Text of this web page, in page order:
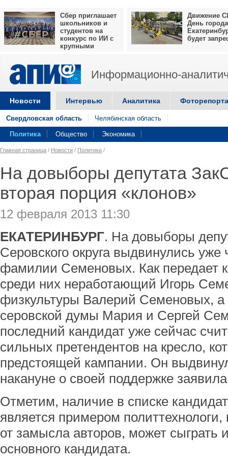
Сбер приглашает
школьников и
студентов на
конкурс по ИИ с
крупными
Движение
День города
будет
Информационно-
Новости Интервью Аналитика
Свердловская область Челябинская область
Политика Общество Экономика
Главная страница / Новости / Политика /
На довыборы депутата
вторая порция «клонов»
12 февраля 2013 11:30
ЕКАТЕРИНБУРГ. На довыборы
Серовского округа выдвинулись уже
фамилии Семеновых. Как передает
среди них неработающий Игорь
физкультуры Валерий Семеновых, а
серовской думы Мария и Сергей
последний кандидат уже сейчас
сильных претендентов на кресло,
предстоящей кампании. Он
накануне о своей поддержке
Отметим, наличие в списке
является примером политтехнологи,
от замысла авторов, может сыграть
основного кандидата.